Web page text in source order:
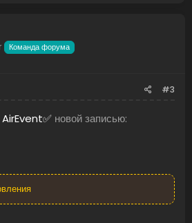
Команда форума
#3
AirEvent✅ новой записью: